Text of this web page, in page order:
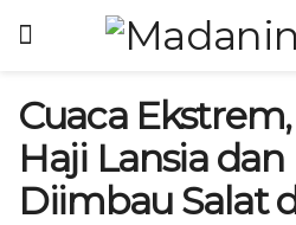
Cuaca
Haji Lansia
Diimbau Salat